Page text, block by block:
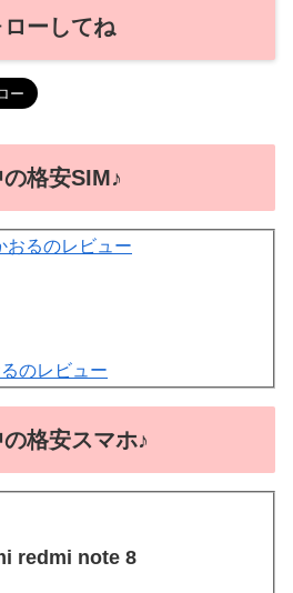
ーしてね
格安SIM♪
おるのレビュー
のレビュー
格安スマホ♪
redmi note 8